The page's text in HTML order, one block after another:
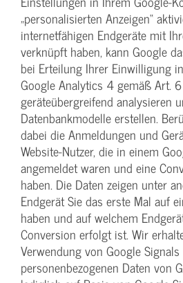
„personalisierten Anzeigen“
internetfähigen Endgeräte mit
verknüpft haben, kann Google
bei Erteilung Ihrer Einwilligung
Google Analytics 4 gemäß Art.
geräteübergreifend analysieren
Datenbankmodelle erstellen.
dabei die Anmeldungen und
Website-Nutzer, die in einem
angemeldet waren und eine
haben. Die Daten zeigen unter
Endgerät Sie das erste Mal auf
haben und auf welchem
Conversion erfolgt ist. Wir
Verwendung von Google
personenbezogenen Daten von